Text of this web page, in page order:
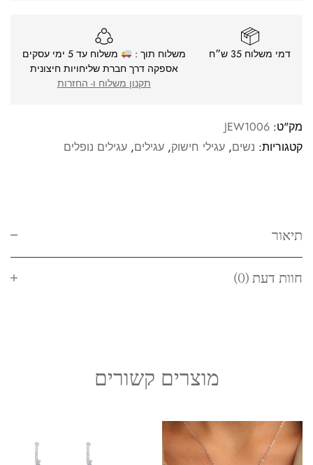
דמי משלוח 35 ש״ח משלוח תוך :
משלוח עד 5 ימי עסקים
אספקה דרך חברת שליחויות חיצונית
תקנון משלוח ו- החזרות
מק"ט: JEW1006
קטגוריות: נשים, עגילי חישוק, עגילים, עגילים נופלים
תיאור
חוות דעת (0)
מוצרים קשורים